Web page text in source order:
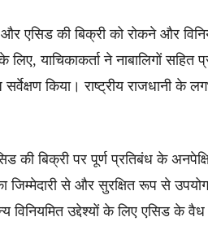
और एसिड की बिक्री को रोकने और
लिए, याचिकाकर्ता ने नाबालिगों
किया। राष्ट्रीय राजधानी के
की बिक्री पर पूर्ण प्रतिबंध के
जिम्मेदारी से और सुरक्षित रूप से
विनियमित उद्देश्यों के लिए एसिड के